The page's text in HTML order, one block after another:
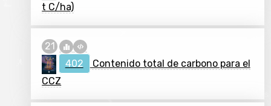
t C/ha)
402
Contenido total de carbono para el
CCZ